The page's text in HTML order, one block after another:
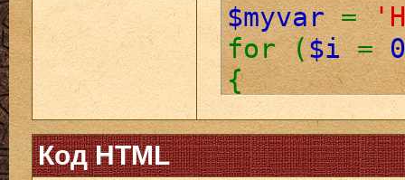
$myvar=
for ($i=0
{
echo
}
Код HTML